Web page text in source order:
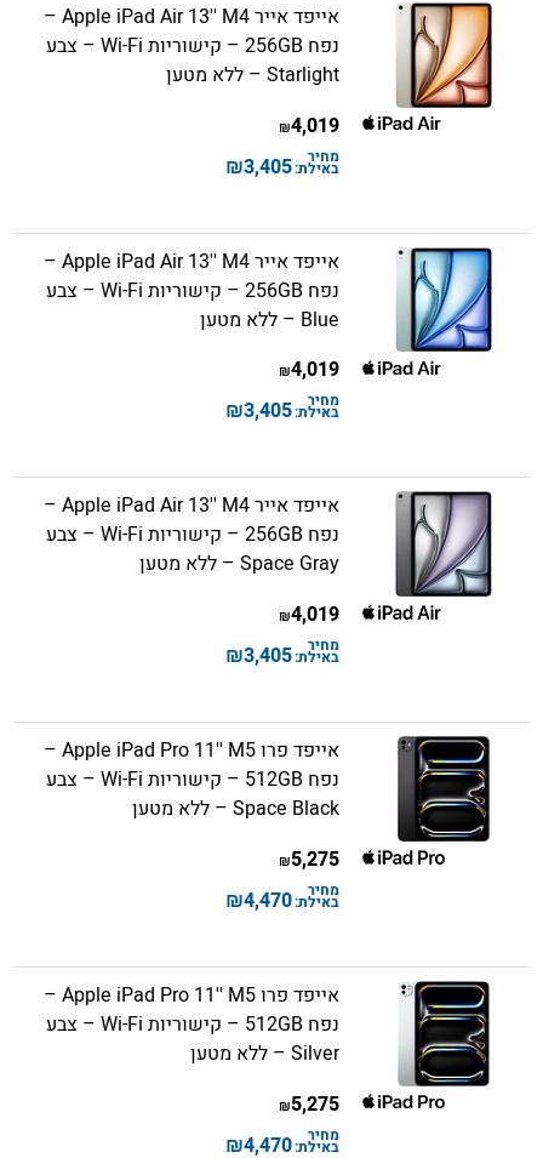
אייפד אייר Apple iPad Air 13'' M4 –
נפח 256GB – קישוריות Wi-Fi – צבע
Starlight – ללא מטען
4,019
₪
מחיר
באילת:3,405
₪
אייפד אייר Apple iPad Air 13'' M4 –
נפח 256GB – קישוריות Wi-Fi – צבע
Blue – ללא מטען
4,019
₪
מחיר
באילת:3,405
₪
אייפד אייר Apple iPad Air 13'' M4 –
נפח 256GB – קישוריות Wi-Fi – צבע
Space Gray – ללא מטען
4,019
₪
מחיר
באילת:3,405
₪
אייפד פרו Apple iPad Pro 11'' M5 –
נפח 512GB – קישוריות Wi-Fi – צבע
Space Black – ללא מטען
5,275
₪
מחיר
באילת:4,470
₪
אייפד פרו Apple iPad Pro 11'' M5 –
נפח 512GB – קישוריות Wi-Fi – צבע
Silver – ללא מטען
5,275
₪
מחיר
באילת:4,470
₪